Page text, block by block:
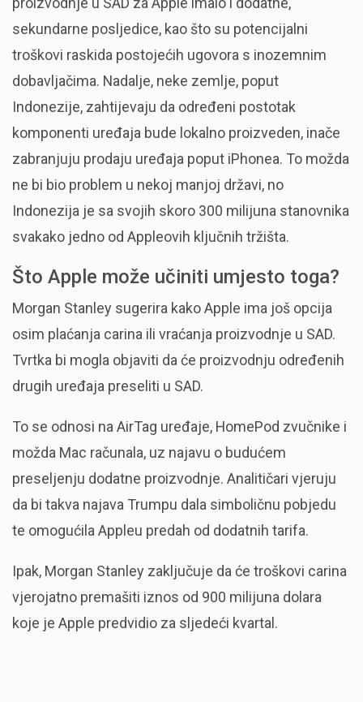
sekundarne posljedice, kao što su potencijalni
troškovi raskida postojećih ugovora s inozemnim
dobavljačima. Nadalje, neke zemlje, poput
Indonezije, zahtijevaju da određeni postotak
komponenti uređaja bude lokalno proizveden, inače
zabranjuju prodaju uređaja poput iPhonea. To možda
ne bi bio problem u nekoj manjoj državi, no
Indonezija je sa svojih skoro 300 milijuna stanovnika
svakako jedno od Appleovih ključnih tržišta.
Što Apple može učiniti umjesto toga?
Morgan Stanley sugerira kako Apple ima još opcija
osim plaćanja carina ili vraćanja proizvodnje u SAD.
Tvrtka bi mogla objaviti da će proizvodnju određenih
drugih uređaja preseliti u SAD.
To se odnosi na AirTag uređaje, HomePod zvučnike i
možda Mac računala, uz najavu o budućem
preseljenju dodatne proizvodnje. Analitičari vjeruju
da bi takva najava Trumpu dala simboličnu pobjedu
te omogućila Appleu predah od dodatnih tarifa.
Ipak, Morgan Stanley zaključuje da će troškovi carina
vjerojatno premašiti iznos od 900 milijuna dolara
koje je Apple predvidio za sljedeći kvartal.